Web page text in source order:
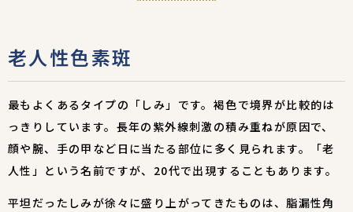
老人性色素斑
最もよくあるタイプの「しみ」です。褐色で境界が比較的は
っきりしています。長年の紫外線刺激の積み重ねが原因で、
顔や腕、手の甲など日に当たる部位に多く見られます。「老
人性」という名前ですが、20代で出現することもあります。
平坦だったしみが徐々に盛り上がってきたものは、脂漏性角